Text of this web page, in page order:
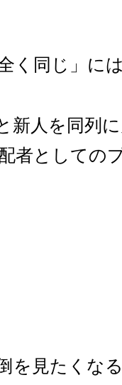
く同じ」に
新人を同列
者としての
を見たくな